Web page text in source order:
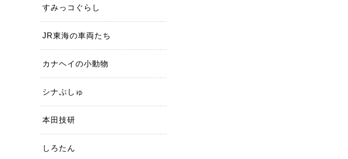
すみっコぐらし
JR東海の車両たち
カナヘイの小動物
シナぷしゅ
本田技研
しろたん